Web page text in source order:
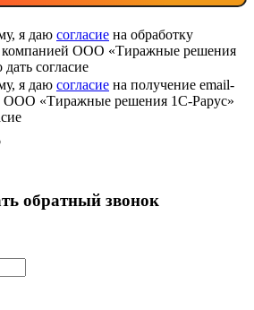
я даю согласие на обработку
компанией ООО «Тиражные решения
согласие
я даю согласие на получение email-
ООО «Тиражные решения 1С-Рарус»
обратный звонок